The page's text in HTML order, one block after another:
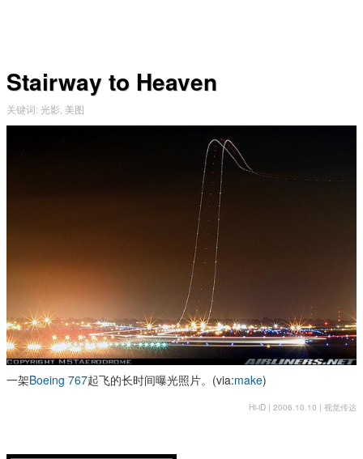
Stairway to Heaven
关键词: 光影 美图
一架Boeing 767起飞的长时间曝光照片。(via:make)
Hi-iD | 2006.10.10 | 视觉传达